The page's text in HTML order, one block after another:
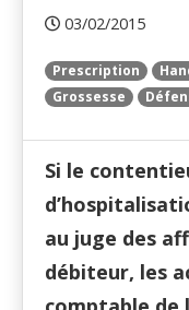
03/02/2015
Prescription
Grossesse
Si le
au juge des
débiteur, les